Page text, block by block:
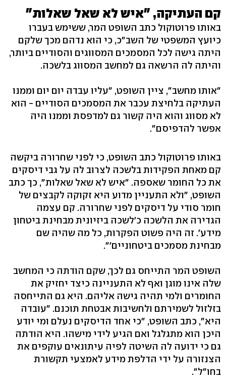
קם העתיקה, "איש לא שאל שאלות"
באותו פרוטוקול כתב השופט המר, ששימש בעברו
כיועץ המשפטי של השב"כ, כי הוא נדהם מכך שלקם
היתה גישה לכל המסמכים המסווגים והסודיים ביותר,
והיתה לה הרשאה גם למחשב המסווג בלשכה.
"אותו מחשב", ציין השופט, "עליו עבדה יום יום וממנו
העתיקה בלחיצת עכבר את המסמכים הסודיים - הוא
לא מסווג והוא היה קשור גם למדפסת וממנו היה
אפשר להדפיסם".
באותו פרוטוקול כתב השופט, כי לפני שחרורה ביקשה
קם מאחת הפקידות בלשכה לצרוב לה על גבי דיסקים
את כל החומר שאספה. "איש לא שאל שאלות", כך כתב
השופט, "ולא התעניין מדוע היא זקוקה לקבצים של
חומר סודי על דיסקים לפני שחרורה. קם עצמה
הגדירה את הלשכה כ'לשכה ביזיונית מבחינת ביטחון
מידע'. זה היה פשוט הפקרות, כל מה שהיה שם
מבחינת מסמכים ביטחוניים'".
השופט המר התייחס גם לכך, שקם הודתה כי המחשב
שלה אינו מוגן ואף לא התעניינה כיצד יחזיק את
החומרים ולמי תהיה גישה אליהם. היא גם התייחסה
בזלזול לשמירתם ולחשיבות אבטחת תוכנם. "עובדה
היא", כתב השופט, "כי אחד הדיסקים נעלם ומי יודע
היכן הוא מתגלגל ואם הגיע לידי מישהו. היא הודתה
גם כי ידועה לה השיטה לפיה עיתונאים עוקפים את
הצנזורה על ידי הדלפת מידע לאמצעי תקשורת
בחו"ל".